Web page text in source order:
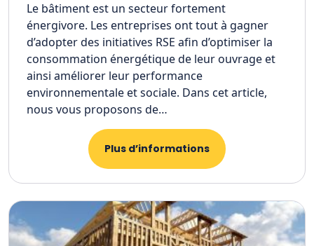
Le bâtiment est un secteur fortement
énergivore. Les entreprises ont tout à gagner
d’adopter des initiatives RSE afin d’optimiser la
consommation énergétique de leur ouvrage et
ainsi améliorer leur performance
environnementale et sociale. Dans cet article,
nous vous proposons de…
Plus d’informations